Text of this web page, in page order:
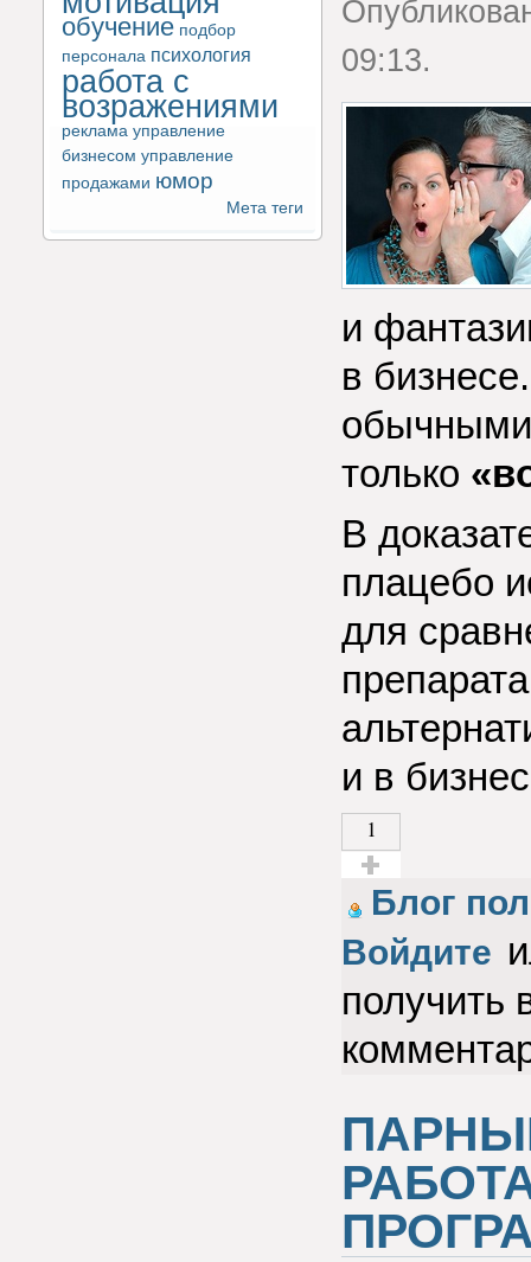
обучение подбор
персонала психология
работа с
возражениями
реклама управление
бизнесом управление
продажами юмор
Мета теги
09:13.
и
в
только
В
плацебо
для
и в
1
Голос за!
Блог
Войдите
получить